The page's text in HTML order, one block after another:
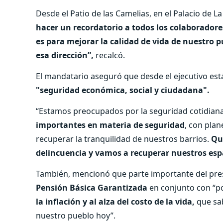
Desde el Patio de las Camelias, en el Palacio de
hacer un recordatorio a todos los
es para mejorar la calidad de vida de nuestro
esa dirección”, recalcó.
El mandatario aseguró que desde el ejecutivo
"seguridad económica, social y ciudadana".
“Estamos preocupados por la seguridad
importantes en materia de seguridad, con
recuperar la tranquilidad de nuestros barrios.
delincuencia y vamos a recuperar nuestros
También, mencionó que parte importante del
Pensión Básica Garantizada en conjunto con
la inflación y al alza del costo de la vida, que
nuestro pueblo hoy”.